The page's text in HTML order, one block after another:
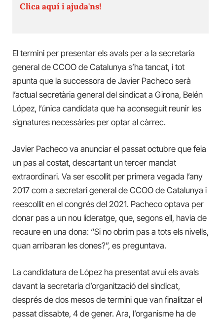
Clica aquí i ajuda'ns!
El termini per presentar els avals per a la secretaria
general de CCOO de Catalunya s’ha tancat, i tot
apunta que la successora de Javier Pacheco serà
l’actual secretària general del sindicat a Girona, Belén
López, l’única candidata que ha aconseguit reunir les
signatures necessàries per optar al càrrec.
Javier Pacheco va anunciar el passat octubre que feia
un pas al costat, descartant un tercer mandat
extraordinari. Va ser escollit per primera vegada l’any
2017 com a secretari general de CCOO de Catalunya i
reescollit en el congrés del 2021. Pacheco optava per
donar pas a un nou lideratge, que, segons ell, havia de
recaure en una dona: “Si no obrim pas a tots els nivells,
quan arribaran les dones?”, es preguntava.
La candidatura de López ha presentat avui els avals
davant la secretaria d’organització del sindicat,
després de dos mesos de termini que van finalitzar el
passat dissabte, 4 de gener. Ara, l’organisme ha de